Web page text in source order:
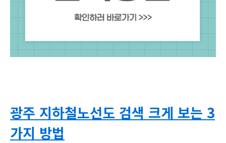
광주 지하철노선도 검색 크게 보는 3
가지 방법